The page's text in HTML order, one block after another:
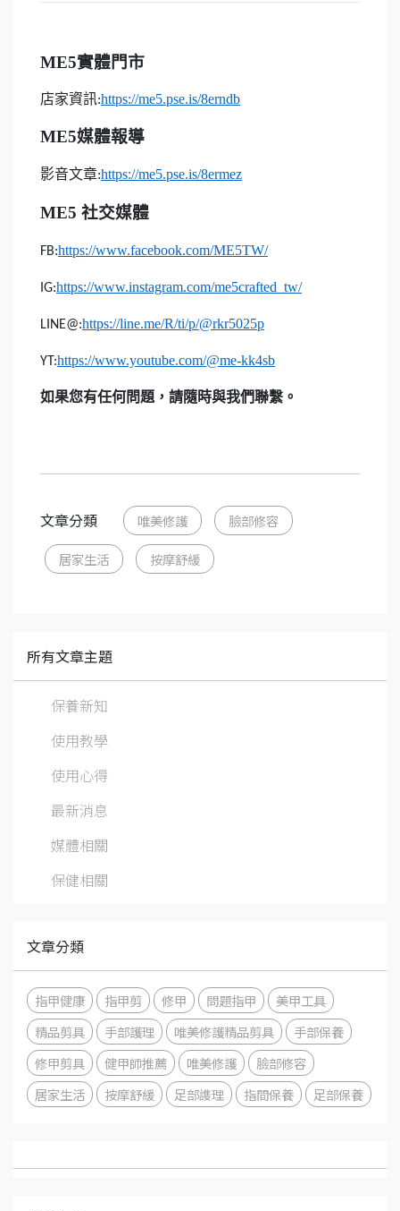
ME5實體門市
店家資訊:https://me5.pse.is/8erndb
ME5媒體報導
影音文章:https://me5.pse.is/8ermez
ME5 社交媒體
FB:https://www.facebook.com/ME5TW/
IG:https://www.instagram.com/me5crafted_tw/
LINE@:https://line.me/R/ti/p/@rkr5025p
YT:https://www.youtube.com/@me-kk4sb
如果您有任何問題，請隨時與我們聯繫。
文章分類 唯美修護 臉部修容
居家生活 按摩舒緩
所有文章主題
保養新知
使用教學
使用心得
最新消息
媒體相關
保健相關
文章分類
指甲健康 指甲剪 修甲 問題指甲
美甲工具
精品剪具
手部護理 唯美修護精品剪具
手部保養
修甲剪具
健甲師推薦 唯美修護
臉部修容
居家生活
按摩舒緩 足部謢理 指間保養 足部保養